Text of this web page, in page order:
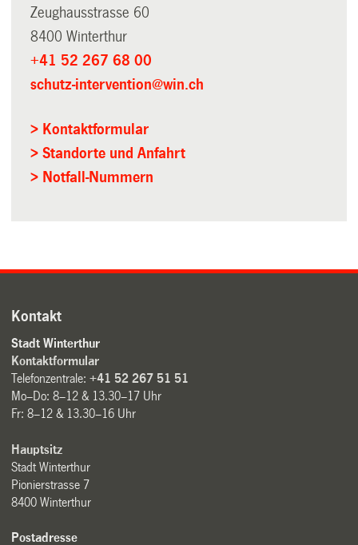
Zeughausstrasse 60
8400 Winterthur
+41 52 267 68 00
schutz-intervention@win.ch
> Kontaktformular
> Standorte und Anfahrt
> Notfall-Nummern
Kontakt
Stadt Winterthur
Kontaktformular
Telefonzentrale:+41 52 267 51 51
Mo–Do: 8–12 & 13.30–17 Uhr
Fr: 8–12 & 13.30–16 Uhr
Hauptsitz
Stadt Winterthur
Pionierstrasse 7
8400 Winterthur
Postadresse